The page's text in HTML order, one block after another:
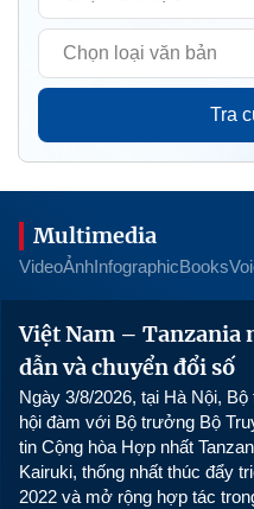
Tra
Multimedia
VideoẢnhInfographicBooks
Việt Nam – Tanzania
dẫn và chuyển đổi số
Ngày 3/8/2026, tại Hà Nội,
hội đàm với Bộ trưởng Bộ
tin Cộng hòa Hợp nhất
Kairuki, thống nhất thúc đẩy
2022 và mở rộng hợp tác